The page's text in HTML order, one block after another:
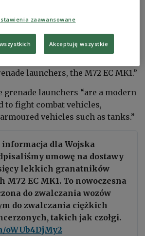
a tweet: “Another piece of good
Army! We have signed a
launchers, the M72 EC MK1.”
grenade launchers “are a modern
to fight combat vehicles,
vehicles such as tanks.”
dla Wojska
umowę na dostawy
lekkich granatników
M72 EC MK1. To nowoczesna
do zwalczania wozów
do zwalczania ciężkich
takich jak czołgi.
oWUb4DjMy2
zaawansowane
Akceptuję wszystkie